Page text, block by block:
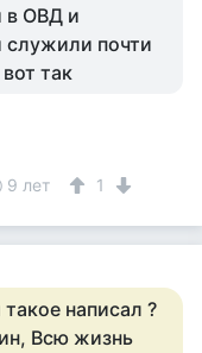
в ОВД и
служили почти
так
9 лет 1
написал ?
Всю жизнь